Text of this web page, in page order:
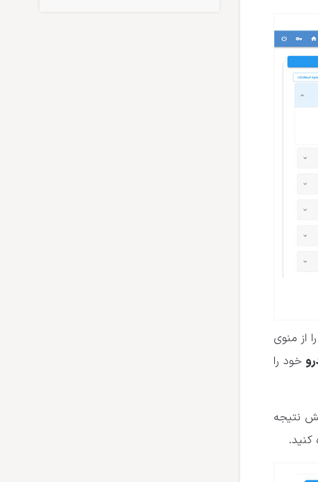
از منوی
خود را
نتیجه
کنید.